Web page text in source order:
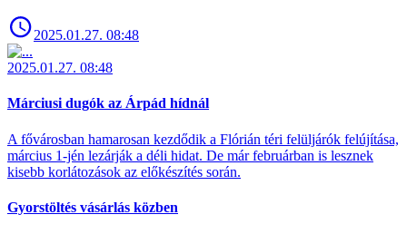
2025.01.27. 08:48
2025.01.27. 08:48
Márciusi dugók az Árpád hídnál
A fővárosban hamarosan kezdődik a Flórián téri felüljárók felújítása,
március 1-jén lezárják a déli hidat. De már februárban is lesznek
kisebb korlátozások az előkészítés során.
Gyorstöltés vásárlás közben